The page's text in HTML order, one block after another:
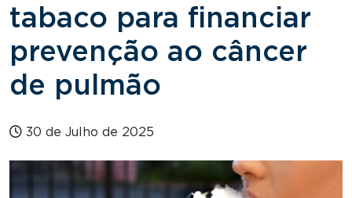
tabaco para financiar
prevenção ao câncer
de pulmão
30 de Julho de 2025